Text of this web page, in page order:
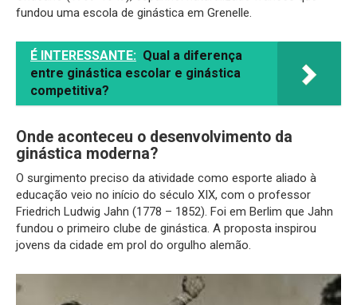
fundou uma escola de ginástica em Grenelle.
É INTERESSANTE: Qual a diferença
entre ginástica escolar e ginástica
competitiva?
Onde aconteceu o desenvolvimento da
ginástica moderna?
O surgimento preciso da atividade como esporte aliado à
educação veio no início do século XIX, com o professor
Friedrich Ludwig Jahn (1778 – 1852). Foi em Berlim que Jahn
fundou o primeiro clube de ginástica. A proposta inspirou
jovens da cidade em prol do orgulho alemão.